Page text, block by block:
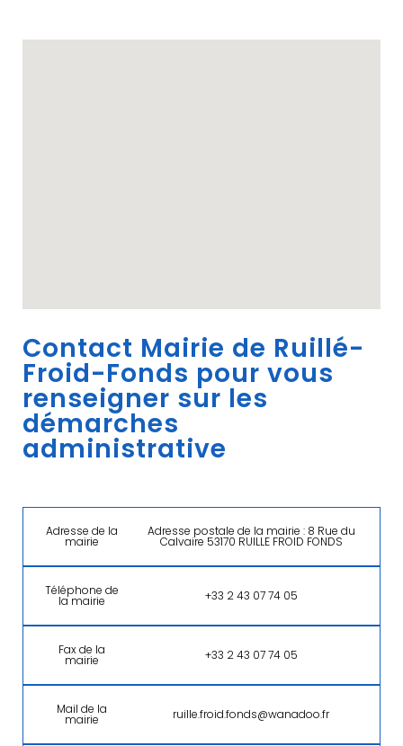
Contact Mairie de Ruillé-
Froid-Fonds pour vous
renseigner sur les
démarches
administrative
Adresse de la
mairie
Adresse postale de la mairie : 8 Rue du
Calvaire 53170 RUILLE FROID FONDS
Téléphone de
la mairie +33 2 43 07 74 05
Fax de la
mairie +33 2 43 07 74 05
Mail de la
mairie ruille.froid.fonds@wanadoo.fr